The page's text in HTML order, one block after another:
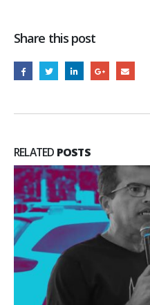
Share this post
RELATED POSTS